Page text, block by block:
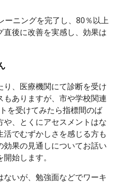
ーニングを完了し、80％以上
後に改善を実感し、効果は
り、医療機関にて診断を受け
もありますが、市や学校関連
を受けてみたら指標間のば
や、とくにアセスメントはな
でむずかしさを感じる方も
効果の見通しについてお話い
始します。
ないが、勉強面などでワーキ